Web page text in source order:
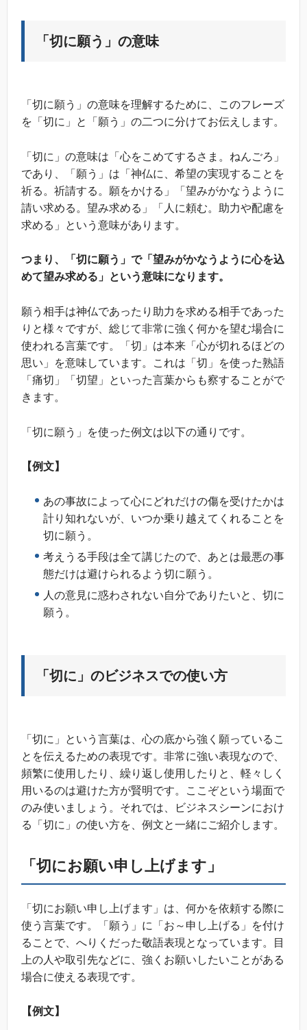
「切に願う」の意味
「切に願う」の意味を理解するために、このフレーズ
を「切に」と「願う」の二つに分けてお伝えします。
「切に」の意味は「心をこめてするさま。ねんごろ」
であり、「願う」は「神仏に、希望の実現することを
祈る。祈請する。願をかける」「望みがかなうように
請い求める。望み求める」「人に頼む。助力や配慮を
求める」という意味があります。
つまり、「切に願う」で「望みがかなうように心を込
めて望み求める」という意味になります。
願う相手は神仏であったり助力を求める相手であった
りと様々ですが、総じて非常に強く何かを望む場合に
使われる言葉です。「切」は本来「心が切れるほどの
思い」を意味しています。これは「切」を使った熟語
「痛切」「切望」といった言葉からも察することがで
きます。
「切に願う」を使った例文は以下の通りです。
【例文】
あの事故によって心にどれだけの傷を受けたかは
計り知れないが、いつか乗り越えてくれることを
切に願う。
考えうる手段は全て講じたので、あとは最悪の事
態だけは避けられるよう切に願う。
人の意見に惑わされない自分でありたいと、切に
願う。
「切に」のビジネスでの使い方
「切に」という言葉は、心の底から強く願っているこ
とを伝えるための表現です。非常に強い表現なので、
頻繁に使用したり、繰り返し使用したりと、軽々しく
用いるのは避けた方が賢明です。ここぞという場面で
のみ使いましょう。それでは、ビジネスシーンにおけ
る「切に」の使い方を、例文と一緒にご紹介します。
「切にお願い申し上げます」
「切にお願い申し上げます」は、何かを依頼する際に
使う言葉です。「願う」に「お～申し上げる」を付け
ることで、へりくだった敬語表現となっています。目
上の人や取引先などに、強くお願いしたいことがある
場合に使える表現です。
【例文】